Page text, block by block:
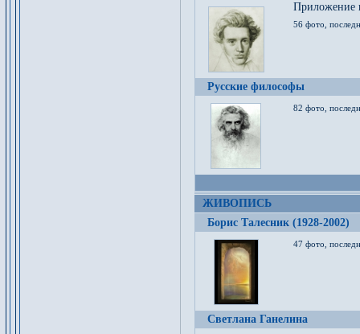
Приложение
56 фото,
Русские философы
82 фото,
ЖИВОПИСЬ
Борис Талесник (1928-2002)
47 фото,
Светлана Ганелина